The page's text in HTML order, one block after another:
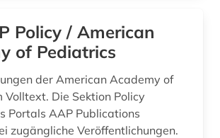
behringwerke (1)
beobachtungsstudie (2)
berichterstattung (1)
Policy / American
of Pediatrics
der American Academy of
Volltext. Die Sektion Policy
Portals AAP Publications
zugängliche Veröffentlichungen.